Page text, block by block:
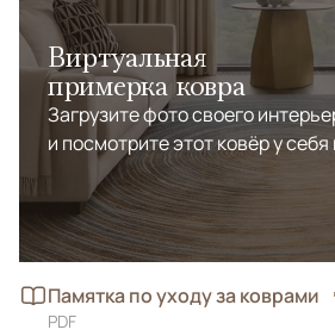
Виртуальная
примерка ковра
Загрузите фото своего
и посмотрите этот ковёр у
Памятка по уходу за коврами
PDF